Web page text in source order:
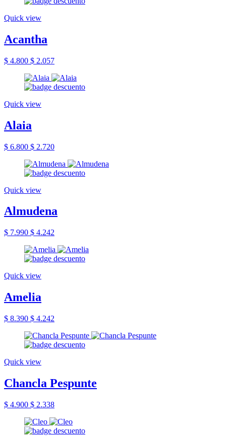
Quick view
Acantha
$ 4.800 $ 2.057
Quick view
Alaia
$ 6.800 $ 2.720
Quick view
Almudena
$ 7.990 $ 4.242
Quick view
Amelia
$ 8.390 $ 4.242
Quick view
Chancla Pespunte
$ 4.900 $ 2.338